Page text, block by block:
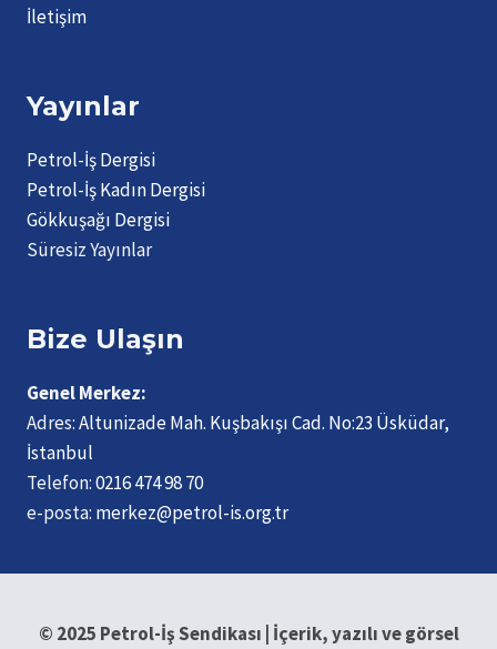
İletişim
Yayınlar
Petrol-İş Dergisi
Petrol-İş Kadın Dergisi
Gökkuşağı Dergisi
Süresiz Yayınlar
Bize Ulaşın
Genel Merkez:
Adres:Altunizade Mah. Kuşbakışı Cad. No:23 Üsküdar,
İstanbul
Telefon:0216 474 98 70
e-posta: merkez@petrol-is.org.tr
© 2025 Petrol-İş Sendikası | İçerik, yazılı ve görsel